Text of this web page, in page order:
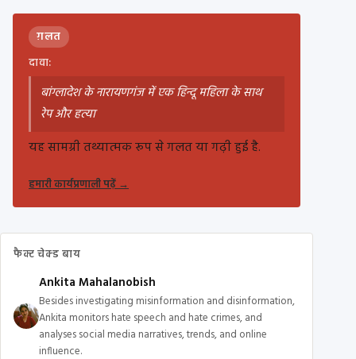
ग़लत
दावा:
बांग्लादेश के नारायणगंज में एक हिन्दू महिला के साथ
रेप और हत्या
यह सामग्री तथ्यात्मक रूप से गलत या गढ़ी हुई है.
हमारी कार्यप्रणाली पढ़ें→
फैक्ट चेक्ड बाय
Ankita Mahalanobish
Besides investigating misinformation and disinformation,
Ankita monitors hate speech and hate crimes, and
analyses social media narratives, trends, and online
influence.